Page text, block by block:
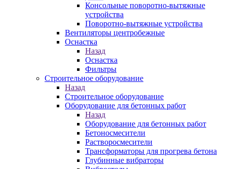
Консольные поворотно-вытяжные
устройства
Поворотно-вытяжные устройства
Вентиляторы центробежные
Оснастка
Назад
Оснастка
Фильтры
Строительное оборудование
Назад
Строительное оборудование
Оборудование для бетонных работ
Назад
Оборудование для бетонных работ
Бетоносмесители
Растворосмесители
Трансформаторы для прогрева бетона
Глубинные вибраторы